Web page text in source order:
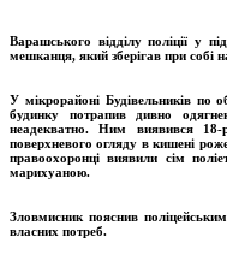
Варашського відділу поліції у
мешканця, який зберігав при собі
У мікрорайоні Будівельників по
будинку потрапив дивно
неадекватно. Ним виявився 18-
поверхневого огляду в кишені
правоохоронці виявили сім
марихуаною.
Зловмисник пояснив
власних потреб.